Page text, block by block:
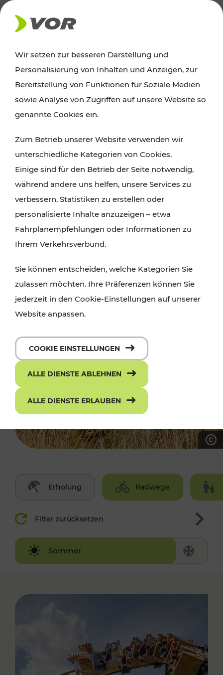
AKTUELLES
Ausflugstipps
Wien, Niederösterreich und das Burgenland
Wanderungen, Kultur und Gastronomie,
Radtouren oder purer Naturgenuss – viele
Attraktionen sind mit den Ticket- und Fahrplan-
Angeboten des VOR gut und schnell erreichbar.
Erholung Radwege
Filter zurücksetzen
Sommer
Winter
Wir setzen zur besseren Darstellung und
Personalisierung von Inhalten und Anzeigen, zur
Bereitstellung von Funktionen für Soziale Medien
sowie Analyse von Zugriffen auf unsere Website so
genannte Cookies ein.
Zum Betrieb unserer Website verwenden wir
unterschiedliche Kategorien von Cookies.
Einige sind für den Betrieb der Seite notwendig,
während andere uns helfen, unsere Services zu
verbessern, Statistiken zu erstellen oder
personalisierte Inhalte anzuzeigen – etwa
Fahrplanempfehlungen oder Informationen zu
Ihrem Verkehrsverbund.
Sie können entscheiden, welche Kategorien Sie
zulassen möchten. Ihre Präferenzen können Sie
jederzeit in den Cookie-Einstellungen auf unserer
Website anpassen.
COOKIE EINSTELLUNGEN
ALLE DIENSTE ABLEHNEN
ALLE DIENSTE ERLAUBEN